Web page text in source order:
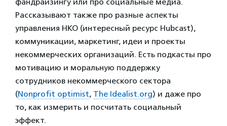
Рассказывают также про разные аспекты
управления НКО (интересный ресурс Hubcast),
коммуникации, маркетинг, идеи и проекты
некоммерческих организаций. Есть подкасты про
мотивацию и моральную поддержку
сотрудников некоммерческого сектора
(Nonprofit optimist, The Idealist.org) и даже про
то, как измерить и посчитать социальный
эффект.